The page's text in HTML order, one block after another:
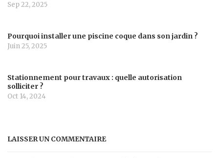
Sep 22, 2025
Pourquoi installer une piscine coque dans son jardin ?
Juin 25, 2025
Stationnement pour travaux : quelle autorisation
solliciter ?
Oct 14, 2024
LAISSER UN COMMENTAIRE